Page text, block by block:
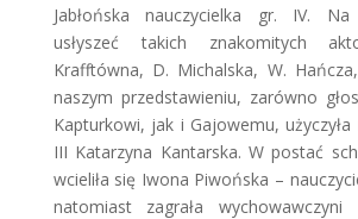
Jabłońska nauczycielka gr. IV.
usłyszeć takich znakomitych
Krafftówna, D. Michalska, W.
naszym przedstawieniu, zarówno
Kapturkowi, jak i Gajowemu, użyczyła
III Katarzyna Kantarska. W postać
wcieliła się Iwona Piwońska –
natomiast zagrała